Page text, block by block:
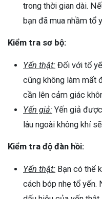
của chị em trở nên khô...
trong thời gian dài.
bạn đã mua nhầm tổ
Kiểm tra sơ bộ:
Yến thật: Đối với tổ
cũng không làm mất
cần lên cảm giác
Yến giả:Yến giả
lâu ngoài không khí
Kiểm tra độ đàn hồi:
Yến thật: Bạn có thể
cách bóp nhẹ tổ yến.